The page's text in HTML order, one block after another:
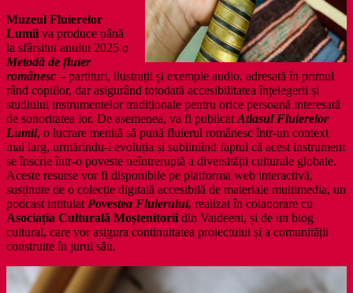
Muzeul Fluierelor
Lumii va produce până
la sfârșitul anului 2025 o
Metodă de fluier
românesc – partituri, ilustrații și exemple audio, adresată în primul
rând copiilor, dar asigurând totodată accesibilitatea înțelegerii și
studiului instrumentelor tradiționale pentru orice persoană interesată
de sonoritatea lor. De asemenea, va fi publicat Atlasul Fluierelor
Lumii, o lucrare menită să pună fluierul românesc într-un context
mai larg, urmărindu-i evoluția și subliniind faptul că acest instrument
se înscrie într-o poveste neîntreruptă a diversității culturale globale.
Aceste resurse vor fi disponibile pe platforma web interactivă,
susținute de o colecție digitală accesibilă de materiale multimedia, un
podcast intitulat Povestea Fluierului, realizat în colaborare cu
Asociația Culturală Moștenitorii din Vaideeni, și de un blog
cultural, care vor asigura continuitatea proiectului și a comunității
construite în jurul său.